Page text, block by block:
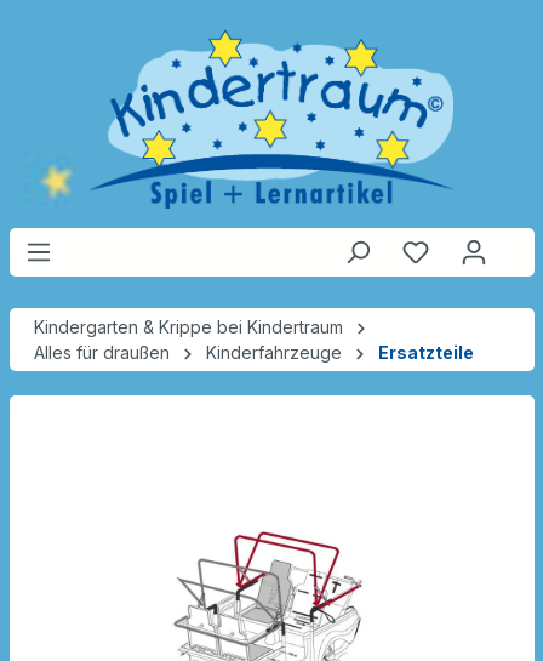
Kindergarten & Krippe bei Kindertraum
Alles für draußen
Kinderfahrzeuge Ersatzteile